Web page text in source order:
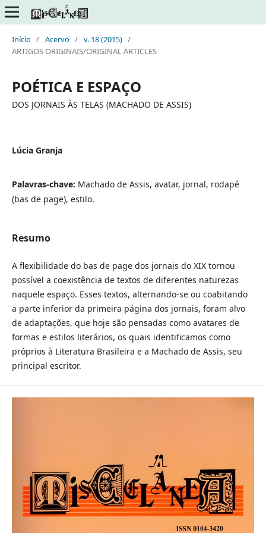
Início / Acervo / v. 18 (2015) /
ARTIGOS ORIGINAIS/ORIGINAL ARTICLES
POÉTICA E ESPAÇO
DOS JORNAIS ÀS TELAS (MACHADO DE ASSIS)
Lúcia Granja
Palavras-chave: Machado de Assis, avatar, jornal, rodapé
(bas de page), estilo.
Resumo
A flexibilidade do bas de page dos jornais do XIX tornou
possível a coexistência de textos de diferentes naturezas
naquele espaço. Esses textos, alternando-se ou coabitando
a parte inferior da primeira página dos jornais, foram alvo
de adaptações, que hoje são pensadas como avatares de
formas e estilos literários, os quais identificamos como
próprios à Literatura Brasileira e a Machado de Assis, seu
principal escritor.